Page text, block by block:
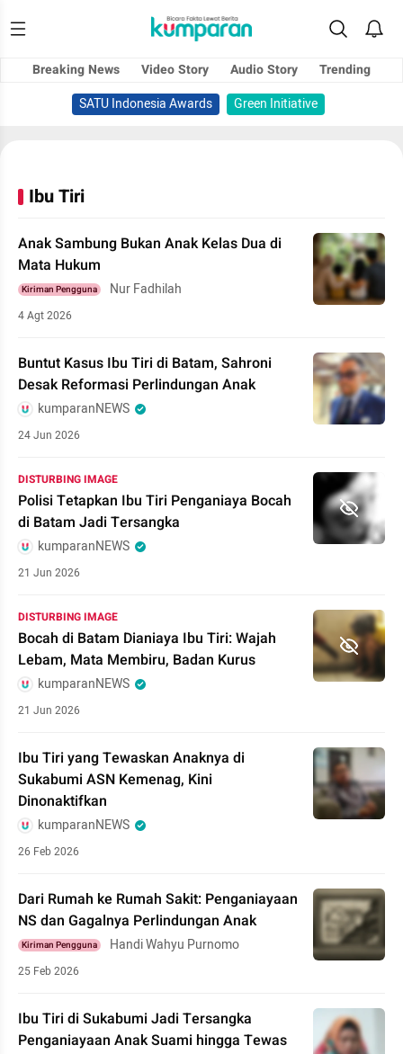
Breaking News Video Story Audio Story
Trending
SATU Indonesia Awards
Green Initiative
Ibu Tiri
Anak Sambung Bukan Anak Kelas Dua di
Mata Hukum
Kiriman Pengguna Nur Fadhilah
4 Agt 2026
Buntut Kasus Ibu Tiri di Batam, Sahroni
Desak Reformasi Perlindungan Anak
kumparanNEWS
24 Jun 2026
DISTURBING IMAGE
Polisi Tetapkan Ibu Tiri Penganiaya Bocah
di Batam Jadi Tersangka
kumparanNEWS
21 Jun 2026
DISTURBING IMAGE
Bocah di Batam Dianiaya Ibu Tiri: Wajah
Lebam, Mata Membiru, Badan Kurus
kumparanNEWS
21 Jun 2026
Ibu Tiri yang Tewaskan Anaknya di
Sukabumi ASN Kemenag, Kini
Dinonaktifkan
kumparanNEWS
26 Feb 2026
Dari Rumah ke Rumah Sakit: Penganiayaan
NS dan Gagalnya Perlindungan Anak
Kiriman Pengguna Handi Wahyu Purnomo
25 Feb 2026
Ibu Tiri di Sukabumi Jadi Tersangka
Penganiayaan Anak Suami hingga Tewas